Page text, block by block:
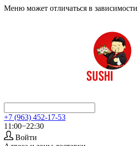
Меню может отличаться в
+7 (963) 452-17-53
11:00−22:30
Войти